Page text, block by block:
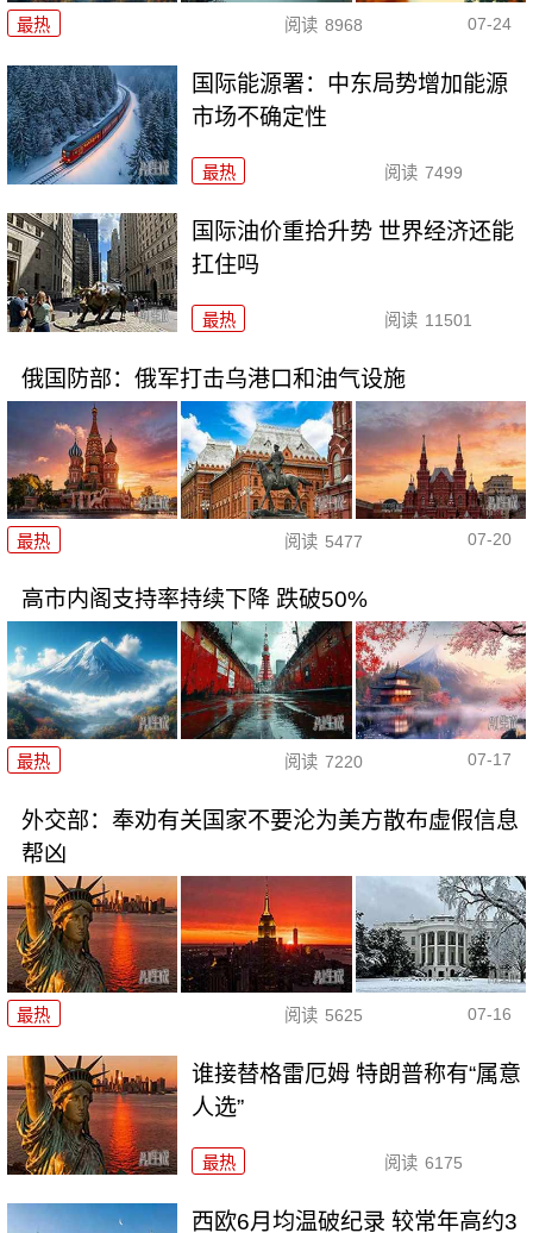
最热 阅读 8968 07-24
国际能源署：中东局势增加能源
市场不确定性
最热 阅读 7499
国际油价重拾升势 世界经济还能
扛住吗
最热 阅读 11501
俄国防部：俄军打击乌港口和油气设施
最热 阅读 5477 07-20
高市内阁支持率持续下降 跌破50%
最热 阅读 7220 07-17
外交部：奉劝有关国家不要沦为美方散布虚假信息
帮凶
最热 阅读 5625 07-16
谁接替格雷厄姆 特朗普称有“属意
人选”
最热 阅读 6175
西欧6月均温破纪录 较常年高约3